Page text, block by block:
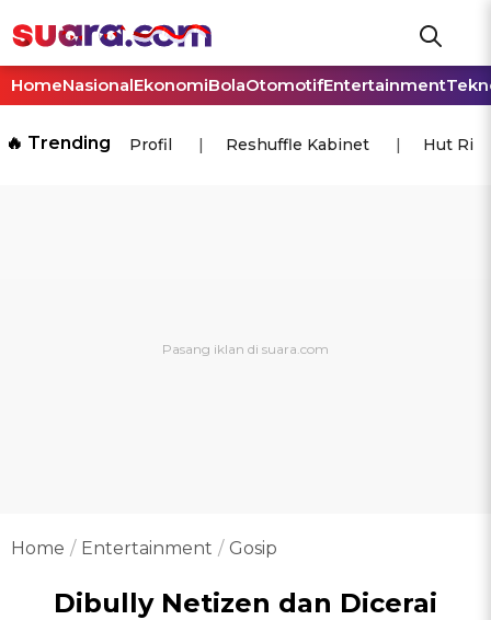
HomeNasionalEkonomiBolaOtomotifEntertainment
🔥 Trending Profil Reshuffle Kabinet Hut Ri
Home Entertainment Gosip
Dibully Netizen dan Dicerai